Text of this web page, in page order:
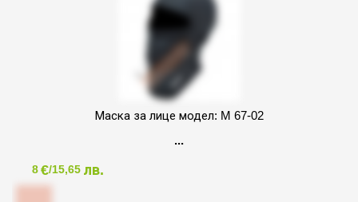
Маска за лице модел: M 67-02
8€/15,65 лв.